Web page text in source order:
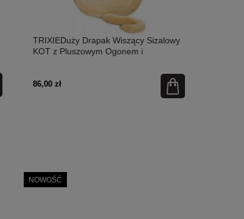
TRIXIEDuży Drapak Wiszący Sizalowy
KOT z Pluszowym Ogonem i
86,00 zł
NOWOŚĆ